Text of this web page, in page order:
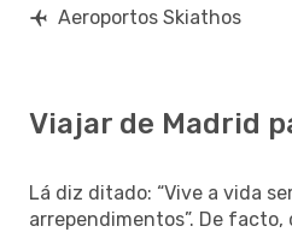
Aeroportos Skiathos
Viajar de Madrid
Lá diz ditado: “Vive a vida
arrependimentos”. De facto,